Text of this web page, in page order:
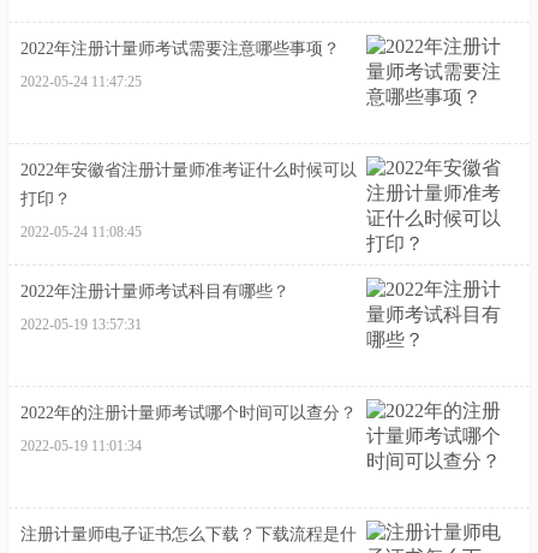
2022年注册计量师考试需要注意哪些事项？
2022-05-24 11:47:25
2022年安徽省注册计量师准考证什么时候可以
打印？
2022-05-24 11:08:45
2022年注册计量师考试科目有哪些？
2022-05-19 13:57:31
2022年的注册计量师考试哪个时间可以查分？
2022-05-19 11:01:34
注册计量师电子证书怎么下载？下载流程是什